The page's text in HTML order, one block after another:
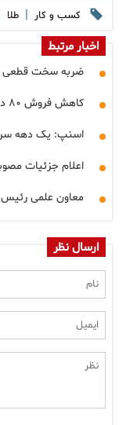
کسب و کار | طلا
اخبار مرتبط
ضربه سخت قطعی
کاهش فروش ۸۰ درصدی کسب و کارهای کوچک و متوسط / پای قطعی اینترنت در میان است
اسنپ: یک دهه
اعلام جزئیات
معاون علمی رئیس
ارسال نظر